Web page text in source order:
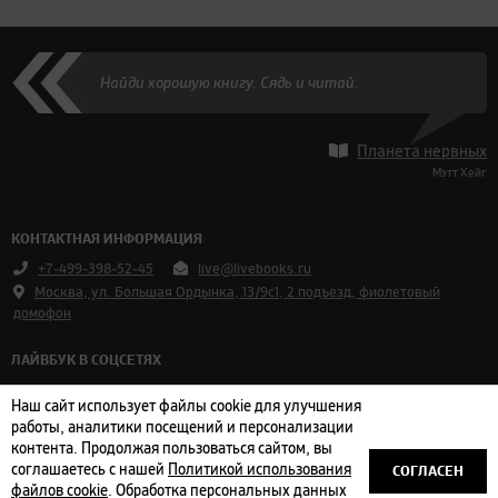
Найди хорошую книгу. Сядь и читай.
Планета нервных
Мэтт Хейг
КОНТАКТНАЯ ИНФОРМАЦИЯ
+7-499-398-52-45
live@livebooks.ru
Москва, ул. Большая Ордынка, 13/9с1, 2 подъезд, фиолетовый
домофон
ЛАЙВБУК В СОЦСЕТЯХ
Vkontakte
Оплата и доставка Пользовательское соглашение|
Политика
Наш сайт использует файлы cookie для улучшения
работы, аналитики посещений и персонализации
контента. Продолжая пользоваться сайтом, вы
соглашаетесь с нашей
Политикой использования
файлов cookie. Обработка персональных данных
СОГЛАСЕН